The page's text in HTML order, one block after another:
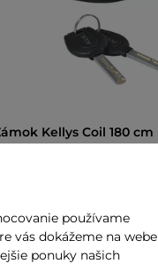
Kellys Coil 180 cm
na sklade
používame
vás dokážeme na webe
ponuky našich